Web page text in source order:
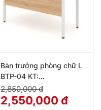
Bàn trưởng phòng chữ L
BTP-04 KT:
D140xR120cm
2,850,000 đ
2,550,000 đ